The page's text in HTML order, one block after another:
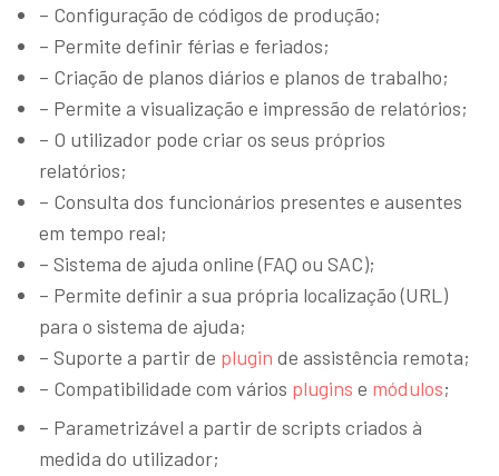
– Configuração de códigos de produção;
– Permite definir férias e feriados;
– Criação de planos diários e planos de trabalho;
– Permite a visualização e impressão de relatórios;
– O utilizador pode criar os seus próprios
relatórios;
– Consulta dos funcionários presentes e ausentes
em tempo real;
– Sistema de ajuda online (FAQ ou SAC);
– Permite definir a sua própria localização (URL)
para o sistema de ajuda;
– Suporte a partir de plugin de assistência remota;
– Compatibilidade com vários plugins e módulos;
– Parametrizável a partir de scripts criados à
medida do utilizador;